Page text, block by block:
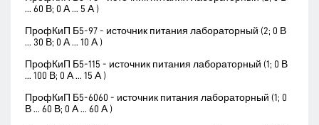
... 60 В; 0 А ... 5 А )
ПрофКиП Б5-97 - источник питания лабораторный (2; 0 В
... 30 В; 0 А ... 10 А )
ПрофКиП Б5-115 - источник питания лабораторный (1; 0 В
... 100 В; 0 А ... 15 А )
ПрофКиП Б5-6060 - источник питания лабораторный (1; 0
В ... 60 В; 0 А ... 60 А )